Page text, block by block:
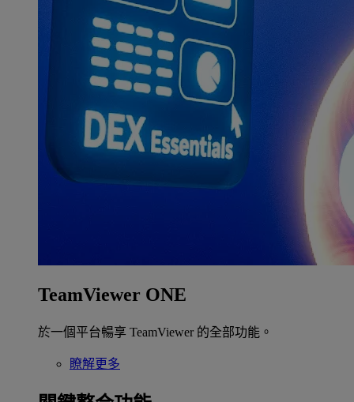
TeamViewer ONE
於一個平台暢享 TeamViewer 的全部功能。
瞭解更多